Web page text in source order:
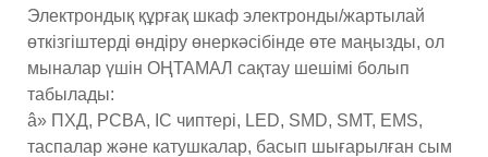
Электрондық құрғақ шкаф электронды/жартылай
өткізгіштерді өндіру өнеркәсібінде өте маңызды, ол
мыналар үшін ОҢТАМАЛ сақтау шешімі болып
табылады:
â» ПХД, PCBA, IC чиптері, LED, SMD, SMT, EMS,
таспалар және катушкалар, басып шығарылған сым